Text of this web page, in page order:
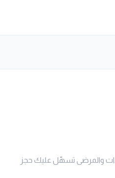
والمرضى تسهّل عليك حجز